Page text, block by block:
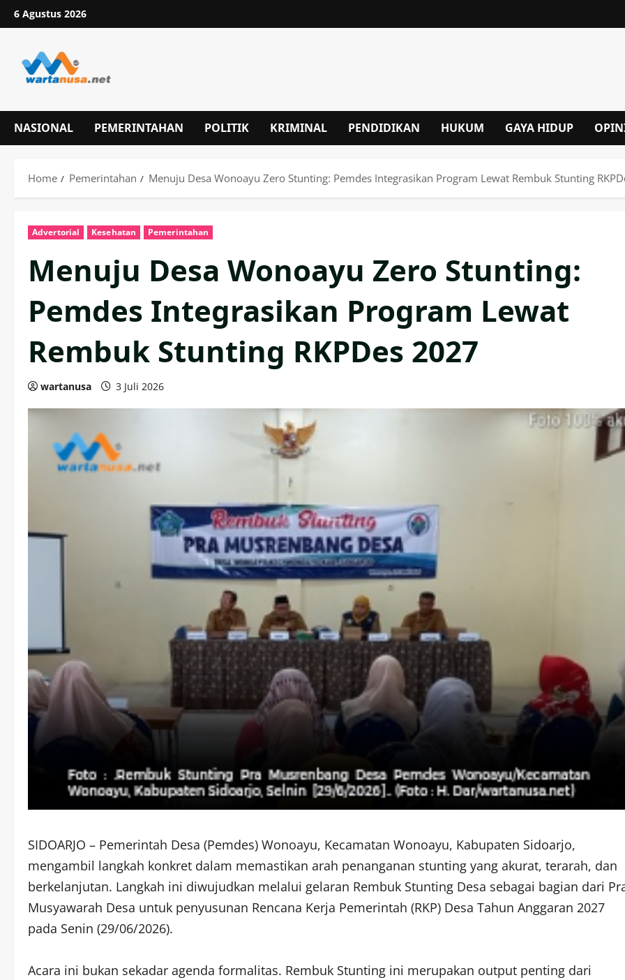
Skip
to
6 Agustus 2026
NASIONAL PEMERINTAHAN POLITIK KRIMINAL PENDIDIKAN HUKUM GAYA HIDUP
Home Pemerintahan Menuju Desa Wonoayu Zero Stunting: Pemdes Integrasikan Program Lewat Rembuk Stunting
Advertorial Kesehatan Pemerintahan
Menuju Desa Wonoayu Zero Stunting:
Pemdes Integrasikan Program Lewat
Rembuk Stunting RKPDes 2027
wartanusa 3 Juli 2026
SIDOARJO – Pemerintah Desa (Pemdes) Wonoayu, Kecamatan Wonoayu, Kabupaten Sidoarjo,
mengambil langkah konkret dalam memastikan arah penanganan stunting yang akurat, terarah, dan
berkelanjutan. Langkah ini diwujudkan melalui gelaran Rembuk Stunting Desa sebagai bagian dari
Musyawarah Desa untuk penyusunan Rencana Kerja Pemerintah (RKP) Desa Tahun Anggaran 2027
pada Senin (29/06/2026).
​Acara ini bukan sekadar agenda formalitas. Rembuk Stunting ini merupakan output penting dari